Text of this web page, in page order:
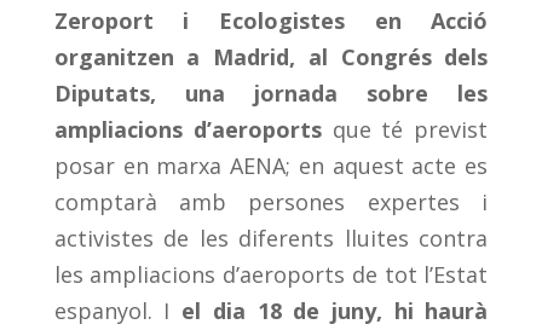
Zeroport i Ecologistes en Acció
organitzen a Madrid, al Congrés dels
Diputats, una jornada sobre les
ampliacions d’aeroportsque té previst
posar en marxa AENA; en aquest acte es
comptarà amb persones expertes i
activistes de les diferents lluites contra
les ampliacions d’aeroports de tot l’Estat
espanyol. I el dia 18 de juny, hi haurà